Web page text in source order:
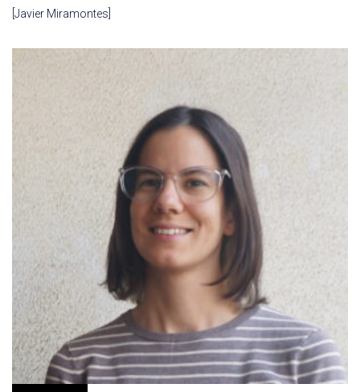
[Javier Miramontes]